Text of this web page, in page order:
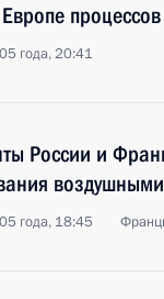
процессов
года, 20:41
России и
года, 18:45